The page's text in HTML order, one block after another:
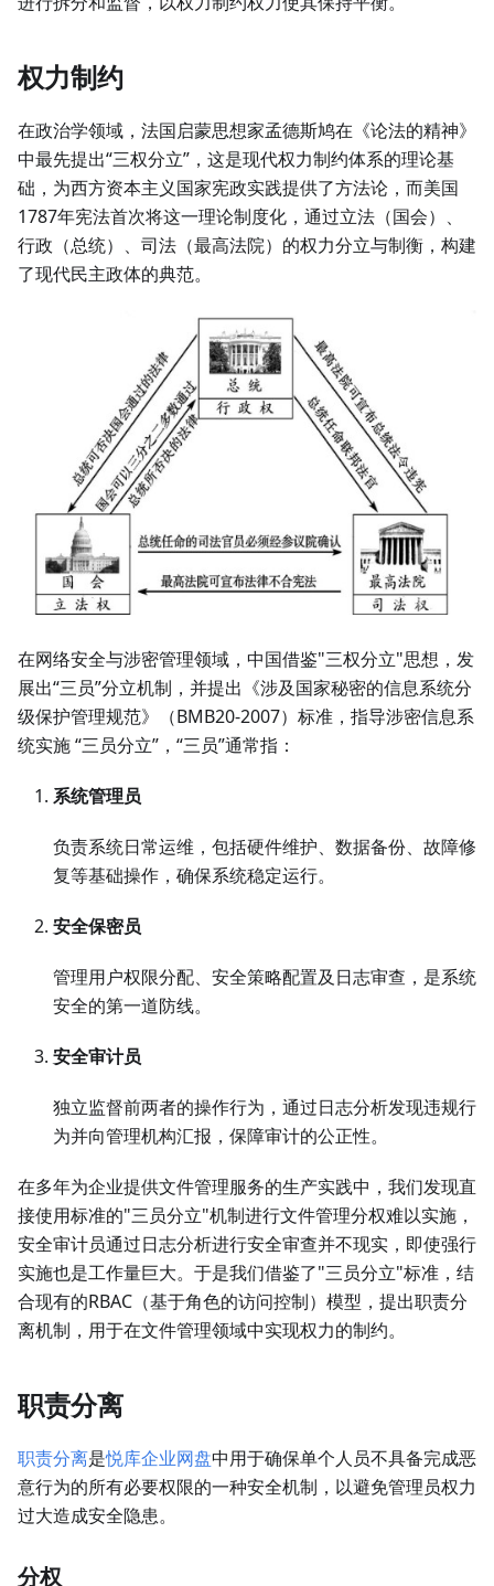
权力制约
在政治学领域，法国启蒙思想家孟德斯鸠在《论法的精神》
中最先提出“三权分立”，这是现代权力制约体系的理论基
础，为西方资本主义国家宪政实践提供了方法论，而美国
1787年宪法首次将这一理论制度化，通过立法（国会）、
行政（总统）、司法（最高法院）的权力分立与制衡，构建
了现代民主政体的典范。
在网络安全与涉密管理领域，中国借鉴"三权分立"思想，发
展出“三员”分立机制，并提出《涉及国家秘密的信息系统分
级保护管理规范》（BMB20-2007）标准，指导涉密信息系
统实施 “三员分立”，“三员”通常指：
系统管理员
负责系统日常运维，包括硬件维护、数据备份、故障修
复等基础操作，确保系统稳定运行。
安全保密员
管理用户权限分配、安全策略配置及日志审查，是系统
安全的第一道防线。
安全审计员
独立监督前两者的操作行为，通过日志分析发现违规行
为并向管理机构汇报，保障审计的公正性。
在多年为企业提供文件管理服务的生产实践中，我们发现直
接使用标准的"三员分立"机制进行文件管理分权难以实施，
安全审计员通过日志分析进行安全审查并不现实，即使强行
实施也是工作量巨大。于是我们借鉴了"三员分立"标准，结
合现有的RBAC（基于角色的访问控制）模型，提出职责分
离机制，用于在文件管理领域中实现权力的制约。
职责分离
职责分离是悦库企业网盘中用于确保单个人员不具备完成恶
意行为的所有必要权限的一种安全机制，以避免管理员权力
过大造成安全隐患。
分权